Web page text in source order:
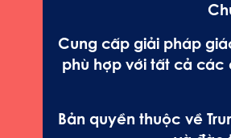
Cung cấp giải pháp
phù hợp với tất cả các
Bản quyền thuộc về